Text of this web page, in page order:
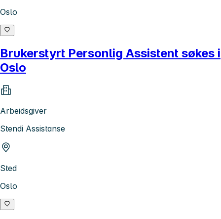
Oslo
Brukerstyrt Personlig Assistent søkes i
Oslo
Arbeidsgiver
Stendi Assistanse
Sted
Oslo